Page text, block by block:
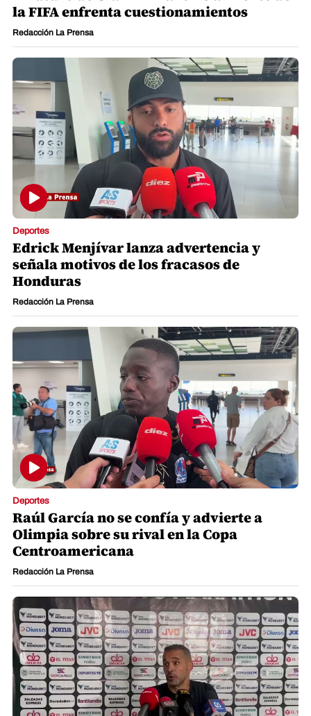
la FIFA enfrenta cuestionamientos
Redacción La Prensa
Deportes
Edrick Menjívar lanza advertencia y
señala motivos de los fracasos de
Honduras
Redacción La Prensa
Deportes
Raúl García no se confía y advierte a
Olimpia sobre su rival en la Copa
Centroamericana
Redacción La Prensa